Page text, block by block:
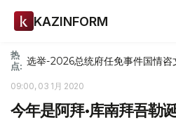
KAZINFORM
热
点: 选举-2026总统府任免事件国情咨
09:00, 03 1月 2020
今年是阿拜•库南拜吾勒